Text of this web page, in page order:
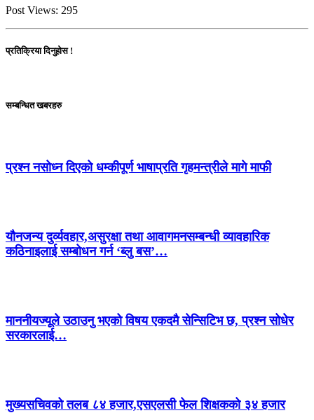
Post Views: 295
प्रतिक्रिया दिनुहोस !
सम्बन्धित खबरहरु
प्रश्न नसोध्न दिएको धम्कीपूर्ण भाषाप्रति गृहमन्त्रीले मागे माफी
यौनजन्य दुर्व्यवहार,असुरक्षा तथा आवागमनसम्बन्धी व्यावहारिक
कठिनाइलाई सम्बोधन गर्न ‘ब्लु बस’…
माननीयज्यूले उठाउनु भएको विषय एकदमै सेन्सिटिभ छ, प्रश्न सोधेर
सरकारलाई…
मुख्यसचिवको तलब ८४ हजार,एसएलसी फेल शिक्षकको ३४ हजार